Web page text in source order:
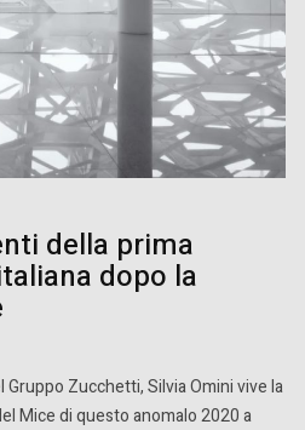
della prima
dopo la
Zucchetti, Silvia Omini vive la
Mice di questo anomalo 2020 a